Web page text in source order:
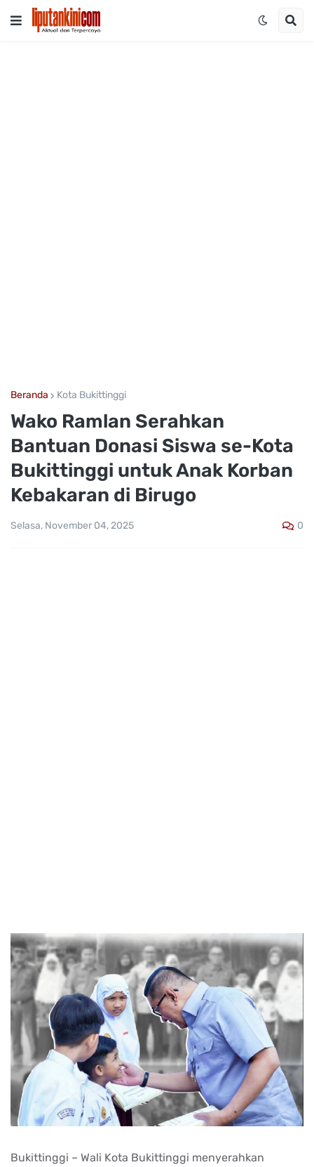
Beranda Kota Bukittinggi
Wako Ramlan Serahkan
Bantuan Donasi Siswa se-Kota
Bukittinggi untuk Anak Korban
Kebakaran di Birugo
Selasa, November 04, 2025 0
Bukittinggi – Wali Kota Bukittinggi menyerahkan